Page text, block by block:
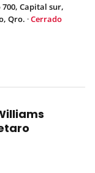
Capital sur,
Qro. ·Cerrado